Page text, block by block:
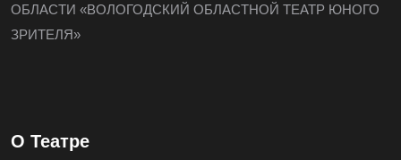
ОБЛАСТИ «ВОЛОГОДСКИЙ ОБЛАСТНОЙ ТЕАТР ЮНОГО
ЗРИТЕЛЯ»
О Театре